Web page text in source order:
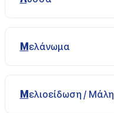
Μελάνωμα
Μελιοείδωση / Μάλη